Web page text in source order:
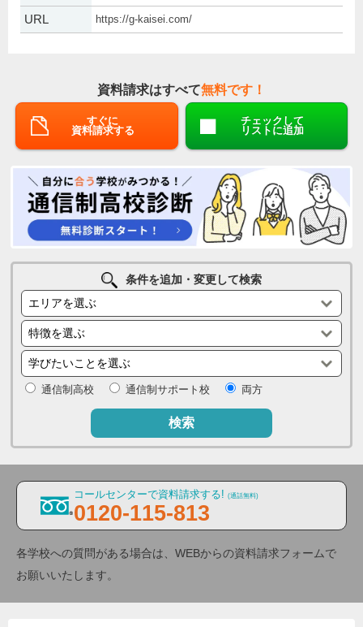
URL
https://g-kaisei.com/
資料請求はすべて無料です！
すぐに
資料請求する
チェックして
リストに追加
条件を追加・変更して検索
通信制高校 通信制サポート校 両方
検索
コールセンターで資料請求する! (通話無料)
0120-115-813
各学校への質問がある場合は、WEBからの資料請求フォームで
お願いいたします。